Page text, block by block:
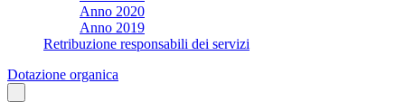
Anno 2020
Anno 2019
Retribuzione responsabili dei servizi
Dotazione organica